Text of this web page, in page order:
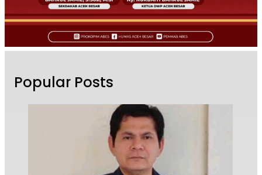
Popular Posts